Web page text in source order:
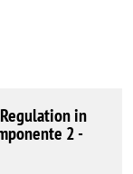
in
2 -